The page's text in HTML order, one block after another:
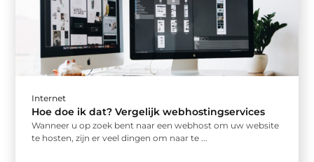
Internet
Hoe doe ik dat? Vergelijk webhostingservices
Wanneer u op zoek bent naar een webhost om uw website
te hosten, zijn er veel dingen om naar te ...